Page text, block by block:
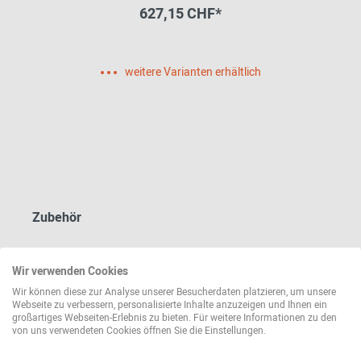
627,15 CHF*
weitere Varianten erhältlich
Zubehör
Wir verwenden Cookies
Wir können diese zur Analyse unserer Besucherdaten platzieren, um unsere
Webseite zu verbessern, personalisierte Inhalte anzuzeigen und Ihnen ein
großartiges Webseiten-Erlebnis zu bieten. Für weitere Informationen zu den
von uns verwendeten Cookies öffnen Sie die Einstellungen.